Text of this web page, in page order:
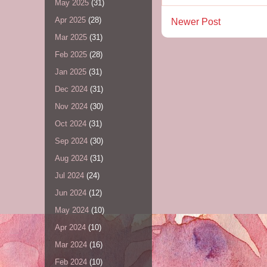
Newer Post
May 2025 (31)
Apr 2025 (28)
Mar 2025 (31)
Feb 2025 (28)
Jan 2025 (31)
Dec 2024 (31)
Nov 2024 (30)
Oct 2024 (31)
Sep 2024 (30)
Aug 2024 (31)
Jul 2024 (24)
Jun 2024 (12)
May 2024 (10)
Apr 2024 (10)
Mar 2024 (16)
Feb 2024 (10)